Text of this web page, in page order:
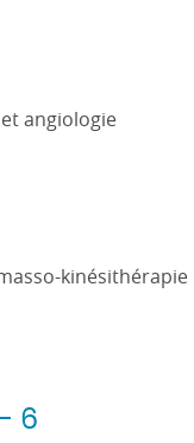
angiologie
kinésithérapie
6